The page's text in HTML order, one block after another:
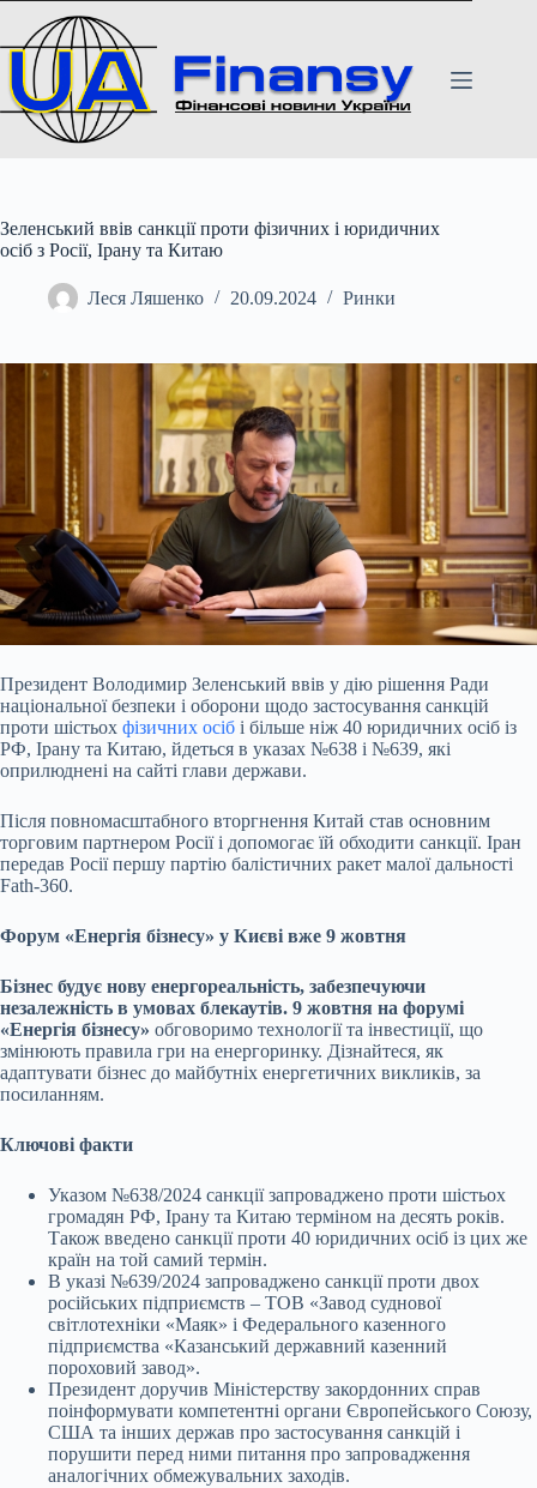
вмісту
Зеленський ввів санкції проти фізичних і юридичних
осіб з Росії, Ірану та Китаю
Леся Ляшенко 20.09.2024 Ринки
Президент Володимир Зеленський ввів у дію рішення Ради
національної безпеки і оборони щодо застосування санкцій
проти шістьох фізичних осіб і більше ніж 40 юридичних осіб із
РФ, Ірану та Китаю, йдеться в указах №638 і №639, які
оприлюднені на сайті глави держави.
Після повномасштабного вторгнення Китай став основним
торговим партнером Росії і допомогає їй обходити санкції. Іран
передав Росії першу партію балістичних ракет малої дальності
Fath-360.
Форум «Енергія бізнесу» у Києві вже 9 жовтня
Бізнес будує нову енергореальність, забезпечуючи
незалежність в умовах блекаутів. 9 жовтня на форумі
«Енергія бізнесу» обговоримо технології та інвестиції, що
змінюють правила гри на енергоринку. Дізнайтеся, як
адаптувати бізнес до майбутніх енергетичних викликів, за
посиланням.
Ключові факти
Указом №638/2024 санкції запроваджено проти шістьох
громадян РФ, Ірану та Китаю терміном на десять років.
Також введено санкції проти 40 юридичних осіб із цих же
країн на той самий термін.
В указі №639/2024 запроваджено санкції проти двох
російських підприємств – ТОВ «Завод суднової
світлотехніки «Маяк» і Федерального казенного
підприємства «Казанський державний казенний
пороховий завод».
Президент доручив Міністерству закордонних справ
поінформувати компетентні органи Європейського Союзу,
США та інших держав про застосування санкцій і
порушити перед ними питання про запровадження
аналогічних обмежувальних заходів.